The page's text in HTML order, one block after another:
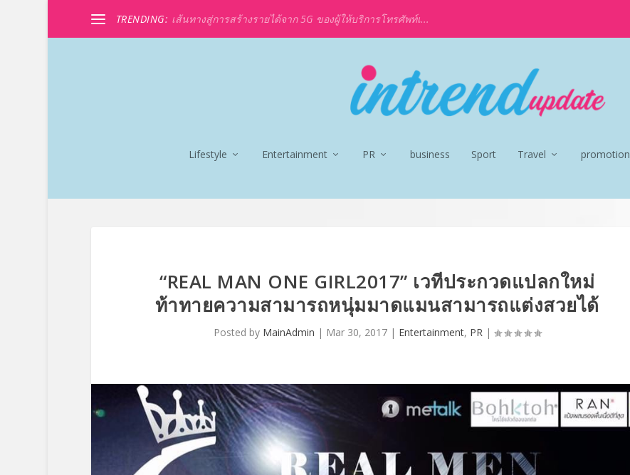
TRENDING: เส้นทางสู่การสร้างรายได้จาก 5G ของผู้ให้บริการโทรศัพท์เ...
Lifestyle Entertainment PR business Sport Travel promotion
“REAL MAN ONE GIRL2017” เวทีประกวดแปลกใหม่
ท้าทายความสามารถหนุ่มมาดแมนสามารถแต่งสวยได้
Posted by MainAdmin | Mar 30, 2017| Entertainment, PR|